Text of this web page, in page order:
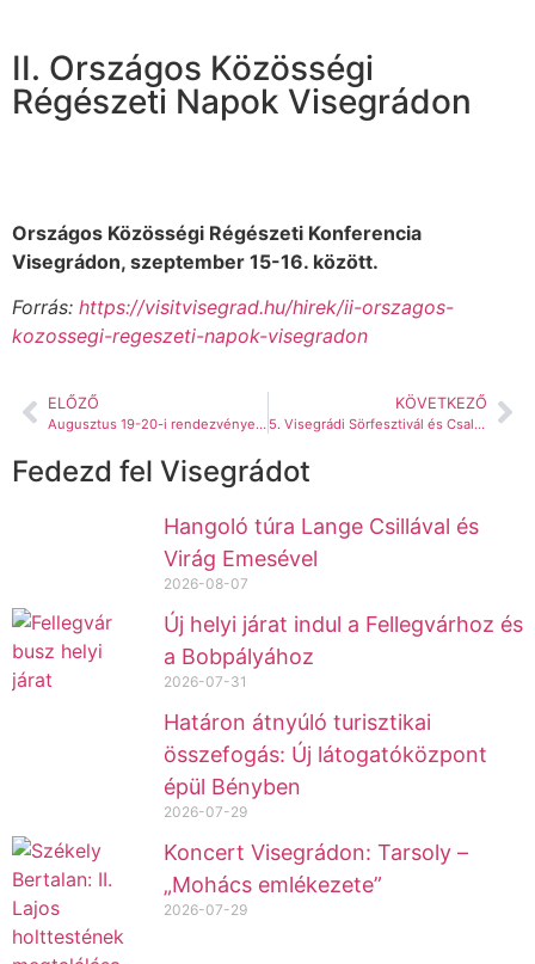
II. Országos Közösségi
Régészeti Napok Visegrádon
Országos Közösségi Régészeti Konferencia
Visegrádon, szeptember 15-16. között.
Forrás: https://visitvisegrad.hu/hirek/ii-orszagos-
kozossegi-regeszeti-napok-visegradon
ELŐZŐ
Augusztus 19-20-i rendezvények Visegrádon és környékén
KÖVETKEZŐ
5. Visegrádi Sörfesztivál és Családi Napok
Fedezd fel Visegrádot
Hangoló túra Lange Csillával és
Virág Emesével
2026-08-07
Új helyi járat indul a Fellegvárhoz és
a Bobpályához
2026-07-31
Határon átnyúló turisztikai
összefogás: Új látogatóközpont
épül Bényben
2026-07-29
Koncert Visegrádon: Tarsoly –
„Mohács emlékezete”
2026-07-29